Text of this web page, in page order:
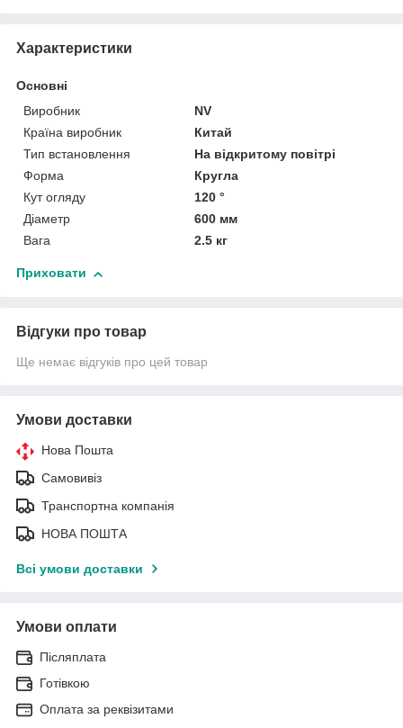
Характеристики
Основні
Виробник
NV
Країна виробник
Китай
Тип встановлення
На відкритому повітрі
Форма
Кругла
Кут огляду
120 °
Діаметр
600 мм
Вага
2.5 кг
Приховати
Відгуки про товар
Ще немає відгуків про цей товар
Умови доставки
Нова Пошта
Самовивіз
Транспортна компанія
НОВА ПОШТА
Всі умови доставки
Умови оплати
Післяплата
Готівкою
Оплата за реквізитами